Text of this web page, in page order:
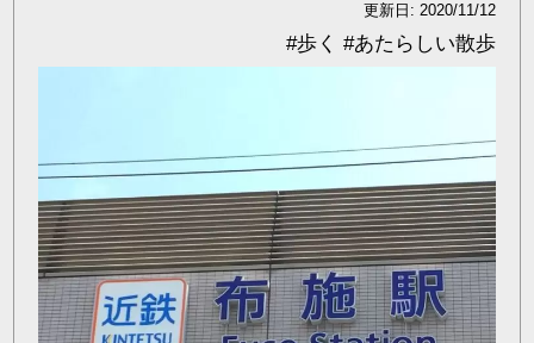
更新日: 2020/11/12
#あたらしい散歩
#歩く